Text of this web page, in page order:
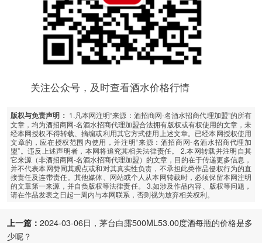
关注公众号，及时查看酒水价格行情
版权与免责声明： 1.凡本网注明“来源：酒招商网-名酒水招商代理加盟”的所有
文章，均为酒招商网-名酒水招商代理加盟合法拥有版权或有权使用的文章，未
经本网授权不得转载、摘编或利用其它方式使用上述文章。已经本网授权使用
文章的，应在授权范围内使用，并注明“来源：酒招商网-名酒水招商代理加
盟”。违反上述声明者，本网将追究其相关法律责任。 2.本网转载并注明自其
它来源（非酒招商网-名酒水招商代理加盟）的文章，目的在于传递更多信息，
并不代表本网赞同其观点或和对其真实性负责，不承担此类作品侵权行为的直
接责任及连带责任。其他媒体、网站或个人从本网转载时，必须保留本网注明
的文章第一来源，并自负版权等法律责任。 3.如涉及作品内容、版权等问题，
请在作品发表之日起一周内与本网联系，否则视为放弃相关权利。
上一篇： 2024-03-06日，茅台白露500ML53.00度酒每瓶的价格是多
少呢？